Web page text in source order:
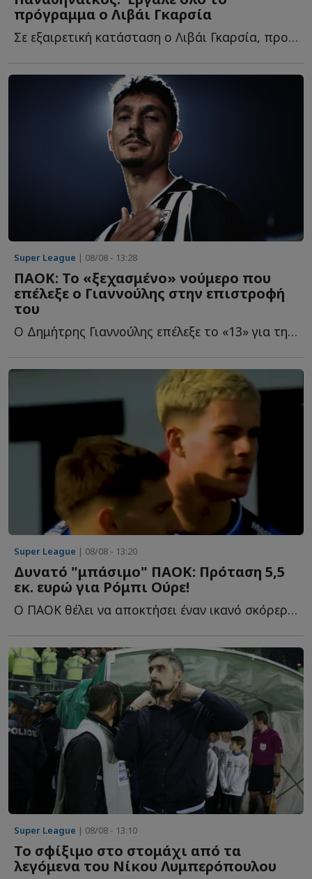
πρόγραμμα ο Λιβάι Γκαρσία
Σε εξαιρετική κατάσταση ο Λιβάι Γκαρσία, προπονήθηκε κ...
Super League | 08/08 - 13:28
ΠΑΟΚ: Το «ξεχασμένο» νούμερο που
επέλεξε ο Γιαννούλης στην επιστροφή
του
Ο Δημήτρης Γιαννούλης επέλεξε το «13» για τη δεύτερη θ...
Super League | 08/08 - 13:20
Δυνατό "μπάσιμο" ΠΑΟΚ: Πρόταση 5,5
εκ. ευρώ για Ρόμπι Ούρε!
Ο ΠΑΟΚ θέλει να αποκτήσει έναν ικανό σκόρερ, ένα σέντερ φ...
Super League | 08/08 - 13:10
Το σφίξιμο στο στομάχι από τα
λεγόμενα του Νίκου Λυμπερόπουλου